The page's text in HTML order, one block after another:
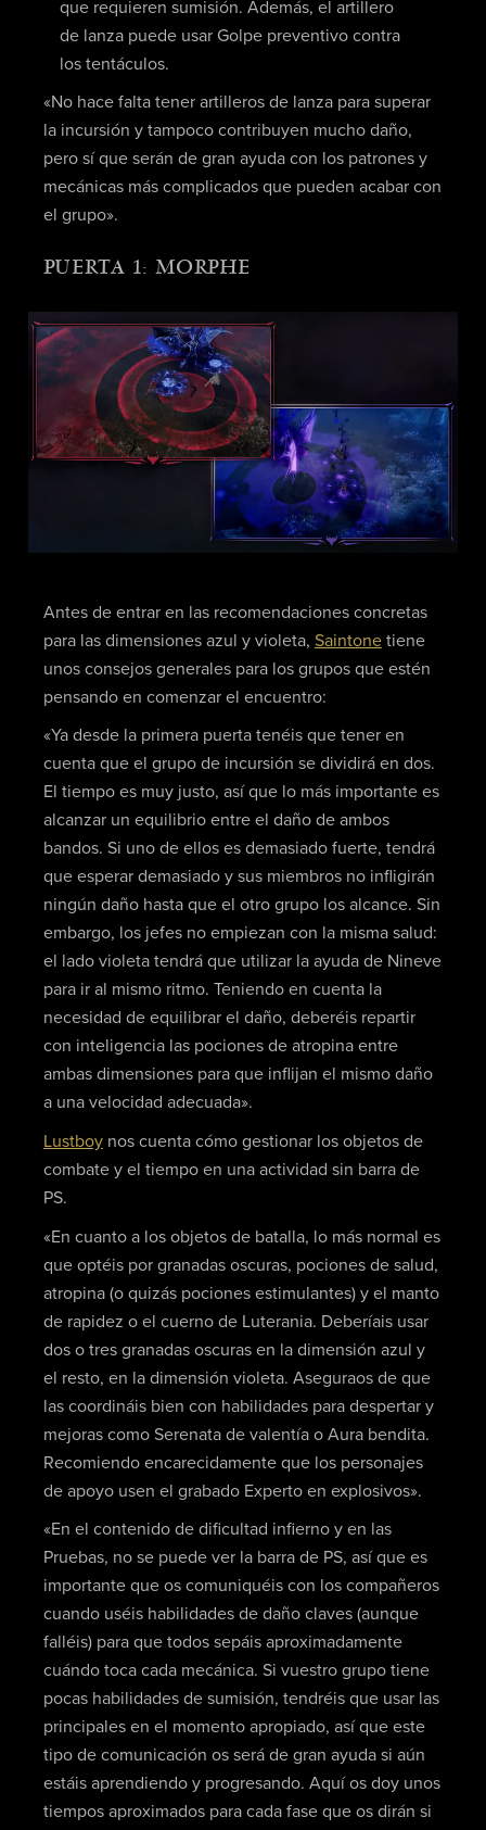
que requieren sumisión. Además, el artillero
de lanza puede usar Golpe preventivo contra
los tentáculos.
«No hace falta tener artilleros de lanza para superar
la incursión y tampoco contribuyen mucho daño,
pero sí que serán de gran ayuda con los patrones y
mecánicas más complicados que pueden acabar con
el grupo».
PUERTA 1: MORPHE
Antes de entrar en las recomendaciones concretas
para las dimensiones azul y violeta, Saintonetiene
unos consejos generales para los grupos que estén
pensando en comenzar el encuentro:
«Ya desde la primera puerta tenéis que tener en
cuenta que el grupo de incursión se dividirá en dos.
El tiempo es muy justo, así que lo más importante es
alcanzar un equilibrio entre el daño de ambos
bandos. Si uno de ellos es demasiado fuerte, tendrá
que esperar demasiado y sus miembros no infligirán
ningún daño hasta que el otro grupo los alcance. Sin
embargo, los jefes no empiezan con la misma salud:
el lado violeta tendrá que utilizar la ayuda de Nineve
para ir al mismo ritmo. Teniendo en cuenta la
necesidad de equilibrar el daño, deberéis repartir
con inteligencia las pociones de atropina entre
ambas dimensiones para que inflijan el mismo daño
a una velocidad adecuada».
Lustboynos cuenta cómo gestionar los objetos de
combate y el tiempo en una actividad sin barra de
PS.
«En cuanto a los objetos de batalla, lo más normal es
que optéis por granadas oscuras, pociones de salud,
atropina (o quizás pociones estimulantes) y el manto
de rapidez o el cuerno de Luterania. Deberíais usar
dos o tres granadas oscuras en la dimensión azul y
el resto, en la dimensión violeta. Aseguraos de que
las coordináis bien con habilidades para despertar y
mejoras como Serenata de valentía o Aura bendita.
Recomiendo encarecidamente que los personajes
de apoyo usen el grabado Experto en explosivos».
«En el contenido de dificultad infierno y en las
Pruebas, no se puede ver la barra de PS, así que es
importante que os comuniquéis con los compañeros
cuando uséis habilidades de daño claves (aunque
falléis) para que todos sepáis aproximadamente
cuándo toca cada mecánica. Si vuestro grupo tiene
pocas habilidades de sumisión, tendréis que usar las
principales en el momento apropiado, así que este
tipo de comunicación os será de gran ayuda si aún
estáis aprendiendo y progresando. Aquí os doy unos
tiempos aproximados para cada fase que os dirán si